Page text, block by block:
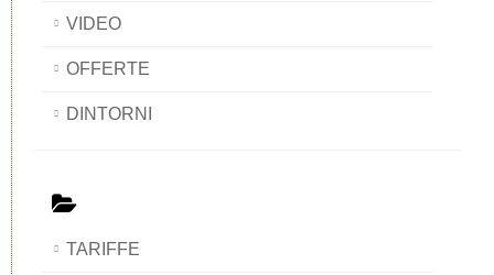
VIDEO
OFFERTE
DINTORNI
TARIFFE